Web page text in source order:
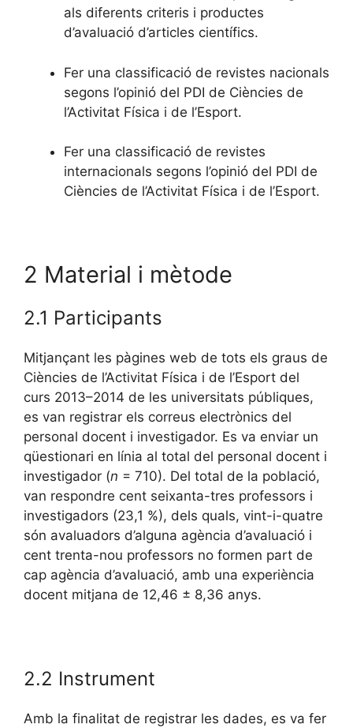
als diferents criteris i productes
d’avaluació d’articles científics.
Fer una classificació de revistes nacionals
segons l’opinió del PDI de Ciències de
l’Activitat Física i de l’Esport.
Fer una classificació de revistes
internacionals segons l’opinió del PDI de
Ciències de l’Activitat Física i de l’Esport.
2 Material i mètode
2.1 Participants
Mitjançant les pàgines web de tots els graus de
Ciències de l’Activitat Física i de l’Esport del
curs 2013–2014 de les universitats públiques,
es van registrar els correus electrònics del
personal docent i investigador. Es va enviar un
qüestionari en línia al total del personal docent i
investigador (n = 710). Del total de la població,
van respondre cent seixanta-tres professors i
investigadors (23,1 %), dels quals, vint-i-quatre
són avaluadors d’alguna agència d’avaluació i
cent trenta-nou professors no formen part de
cap agència d’avaluació, amb una experiència
docent mitjana de 12,46 ± 8,36 anys.
2.2 Instrument
Amb la finalitat de registrar les dades, es va fer